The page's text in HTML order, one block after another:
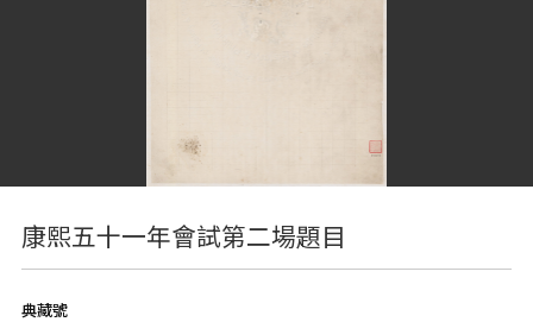
康熙五十一年會試第二場題目
典藏號